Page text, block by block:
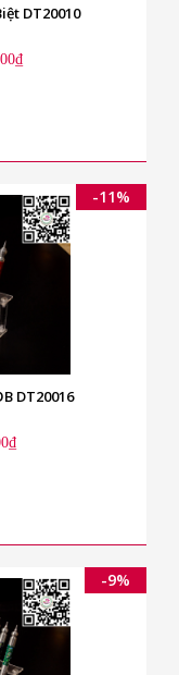
DT20010
-11%
DT20016
-9%